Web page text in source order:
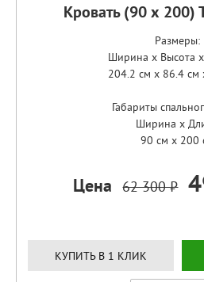
Кровать (90 х 200)
Размеры:
Ширина x Высота
204.2 см x 86.4 см
Габариты
Ширина x
90 см x 200
Цена 62 300 ₽
КУПИТЬ В 1 КЛИК